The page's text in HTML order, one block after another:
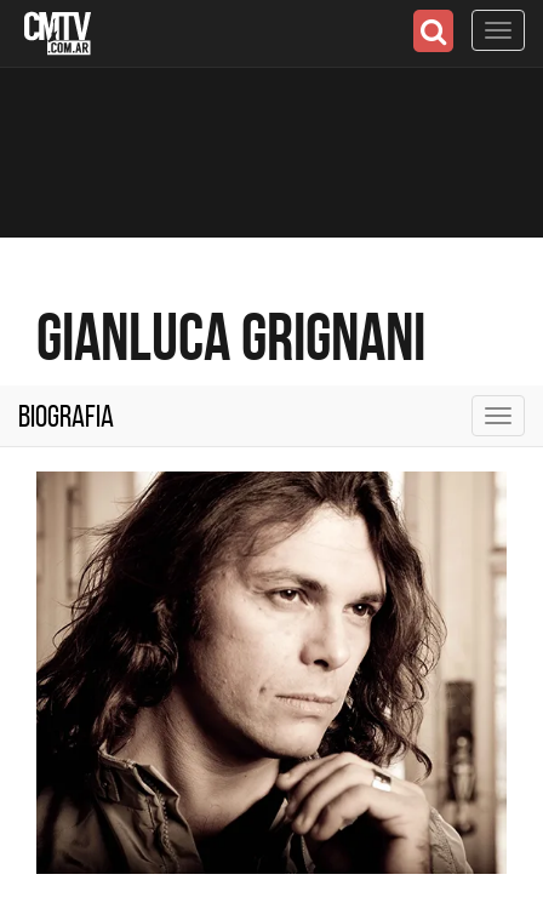
Gianluca Grignani
Biografia